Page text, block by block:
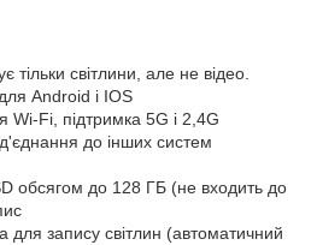
тільки світлини, але не відео.
Android і IOS
Wi-Fi, підтримка 5G і 2,4G
до інших систем
обсягом до 128 ГБ (не входить до
запису світлин (автоматичний